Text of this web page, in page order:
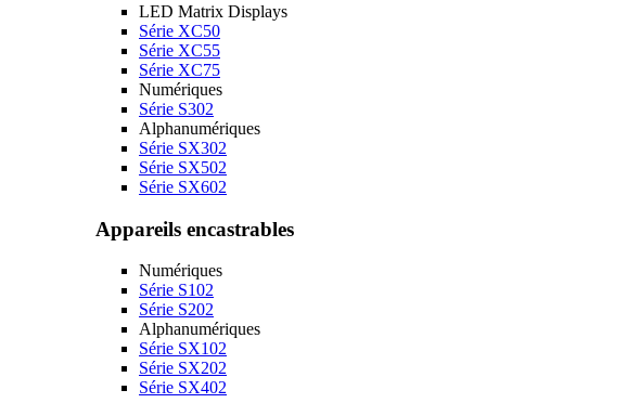
LED Matrix Displays
Série XC50
Série XC55
Série XC75
Numériques
Série S302
Alphanumériques
Série SX302
Série SX502
Série SX602
Appareils encastrables
Numériques
Série S102
Série S202
Alphanumériques
Série SX102
Série SX202
Série SX402